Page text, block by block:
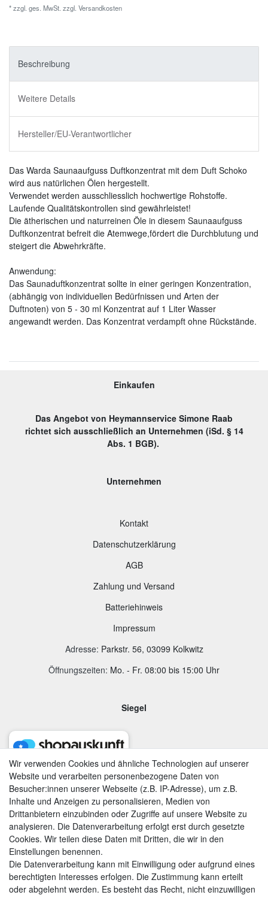
* zzgl. ges. MwSt. zzgl. Versandkosten
Beschreibung
Weitere Details
Hersteller/EU-Verantwortlicher
Das Warda Saunaaufguss Duftkonzentrat mit dem Duft Schoko
wird aus natürlichen Ölen hergestellt.
Verwendet werden ausschliesslich hochwertige Rohstoffe.
Laufende Qualitätskontrollen sind gewährleistet!
Die ätherischen und naturreinen Öle in diesem Saunaaufguss
Duftkonzentrat befreit die Atemwege,fördert die Durchblutung und
steigert die Abwehrkräfte.
Anwendung:
Das Saunaduftkonzentrat sollte in einer geringen Konzentration,
(abhängig von individuellen Bedürfnissen und Arten der
Duftnoten) von 5 - 30 ml Konzentrat auf 1 Liter Wasser
angewandt werden. Das Konzentrat verdampft ohne Rückstände.
Einkaufen
Das Angebot von Heymannservice Simone Raab
richtet sich ausschließlich an Unternehmen (iSd. § 14
Abs. 1 BGB).
Unternehmen
Kontakt
Datenschutzerklärung
AGB
Zahlung und Versand
Batteriehinweis
Impressum
Adresse: Parkstr. 56, 03099 Kolkwitz
Öffnungszeiten: Mo. - Fr. 08:00 bis 15:00 Uhr
Siegel
AGB|Widerrufsrecht|Datenschutzerklärung|Impressum
Wir verwenden Cookies und ähnliche Technologien auf unserer
Website und verarbeiten personenbezogene Daten von
Besucher:innen unserer Webseite (z.B. IP-Adresse), um z.B.
Inhalte und Anzeigen zu personalisieren, Medien von
Drittanbietern einzubinden oder Zugriffe auf unsere Website zu
analysieren. Die Datenverarbeitung erfolgt erst durch gesetzte
Cookies. Wir teilen diese Daten mit Dritten, die wir in den
Einstellungen benennen.
Die Datenverarbeitung kann mit Einwilligung oder aufgrund eines
berechtigten Interesses erfolgen. Die Zustimmung kann erteilt
oder abgelehnt werden. Es besteht das Recht, nicht einzuwilligen